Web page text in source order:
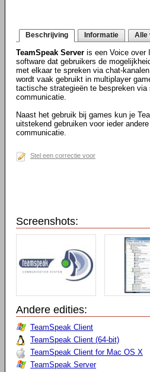
Beschrijving Informatie Alle
TeamSpeak Server is een Voice over
software dat gebruikers de
met elkaar te spreken via chat-
wordt vaak gebruikt in multiplayer
tactische strategieën te bespreken via
communicatie.
Naast het gebruik bij games kun je
uitstekend gebruiken voor ieder
communicatie.
Stel een correctie voor
Screenshots:
Andere edities:
TeamSpeak Client
TeamSpeak Client (64-bit)
TeamSpeak Client for Mac OS X
TeamSpeak Server